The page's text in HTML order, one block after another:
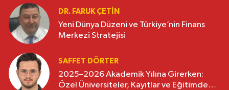
DR. FARUK ÇETİN
Yeni Dünya Düzeni ve Türkiye’nin Finans
Merkezi Stratejisi
SAFFET DÖRTER
2025–2026 Akademik Yılına Girerken:
Özel Üniversiteler, Kayıtlar ve Eğitimde